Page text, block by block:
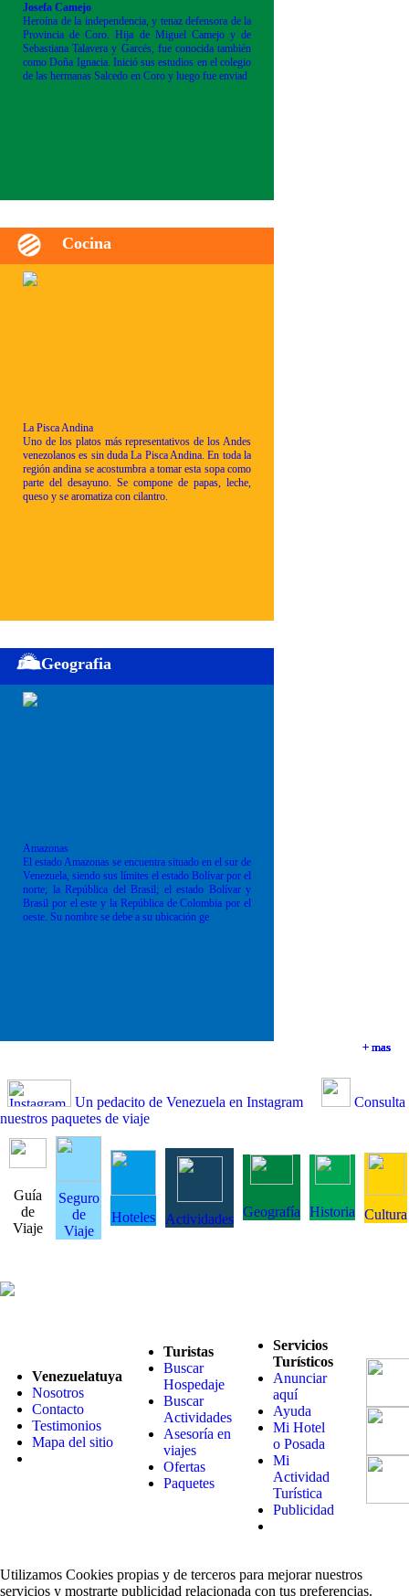
+ mas
Josefa Camejo
Heroína de la independencia, y tenaz defensora de la
Provincia de Coro. Hija de Miguel Camejo y de
Sebastiana Talavera y Garcés, fue conocida también
como Doña Ignacia. Inició sus estudios en el colegio
de las hermanas Salcedo en Coro y luego fue enviad
+ mas
Cocina
La Pisca Andina
Uno de los platos más representativos de los Andes
venezolanos es sin duda La Pisca Andina. En toda la
región andina se acostumbra a tomar esta sopa como
parte del desayuno. Se compone de papas, leche,
queso y se aromatiza con cilantro.
+ mas
Geografia
Amazonas
El estado Amazonas se encuentra situado en el sur de
Venezuela, siendo sus límites el estado Bolívar por el
norte; la República del Brasil; el estado Bolívar y
Brasil por el este y la República de Colombia por el
oeste. Su nombre se debe a su ubicación ge
+ mas
Un pedacito de Venezuela en Instagram
Consulta
nuestros paquetes de viaje
Guía
de
Viaje
Seguro
de
Viaje
Hoteles Actividades Geografía Historia Cultura
Venezuelatuya
Nosotros
Contacto
Testimonios
Mapa del sitio
Turistas
Buscar
Hospedaje
Buscar
Actividades
Asesoría en
viajes
Ofertas
Paquetes
Servicios
Turísticos
Anunciar
aquí
Ayuda
Mi Hotel
o Posada
Mi
Actividad
Turística
Publicidad
Utilizamos Cookies propias y de terceros para mejorar nuestros
servicios y mostrarte publicidad relacionada con tus preferencias.